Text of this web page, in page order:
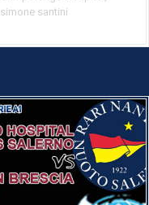
simone santini